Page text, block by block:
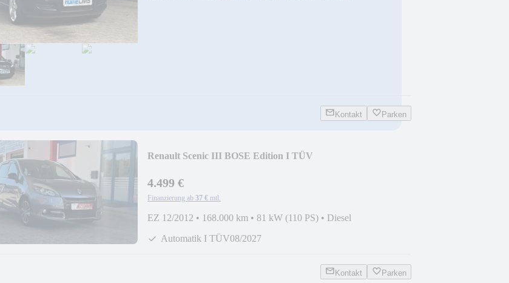
Kontakt Parken
Renault Scenic III BOSE Edition I TÜV
4.499 €
Finanzierung ab 37 € mtl.
EZ 12/2012 • 168.000 km • 81 kW (110 PS) • Diesel
Automatik I TÜV08/2027
Kontakt Parken